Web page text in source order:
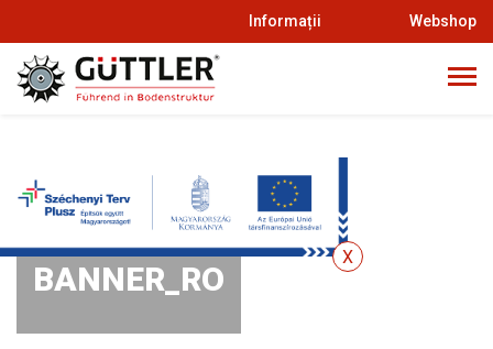
Informații Webshop
BANNER_RO